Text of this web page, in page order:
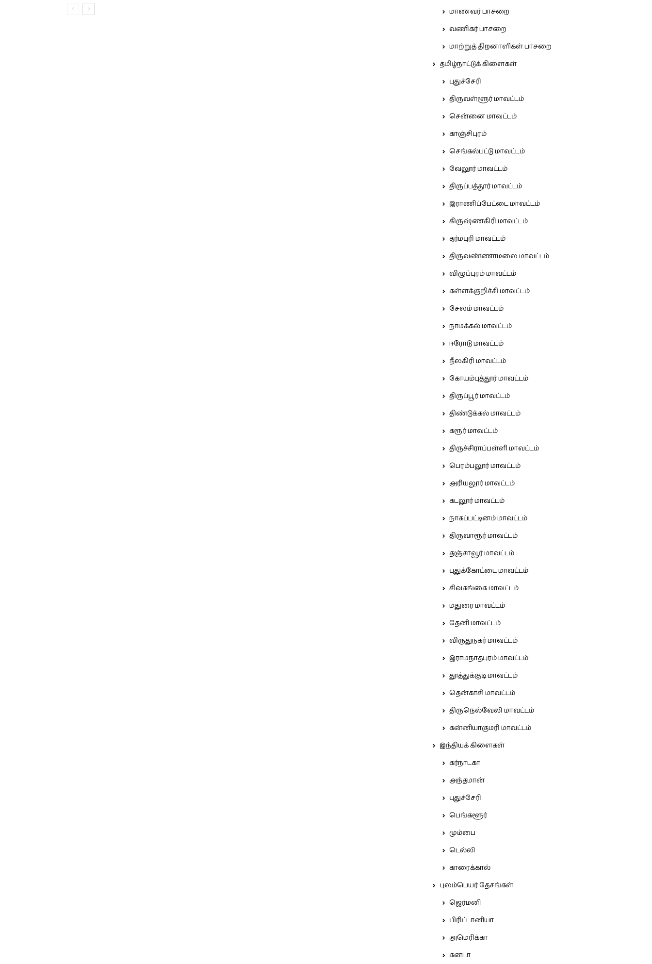
மாணவர் பாசறை
வணிகர் பாசறை
மாற்றுத் திறனாளிகள் பாசறை
தமிழ்நாட்டுக் கிளைகள்
புதுச்சேரி
திருவள்ளூர் மாவட்டம்
சென்னை மாவட்டம்
காஞ்சிபுரம்
செங்கல்பட்டு மாவட்டம்
வேலூர் மாவட்டம்
திருப்பத்தூர் மாவட்டம்
இராணிப்பேட்டை மாவட்டம்
கிருஷ்ணகிரி மாவட்டம்
தர்மபுரி மாவட்டம்
திருவண்ணாமலை மாவட்டம்
விழுப்புரம் மாவட்டம்
கள்ளக்குறிச்சி மாவட்டம்
சேலம் மாவட்டம்
நாமக்கல் மாவட்டம்
ஈரோடு மாவட்டம்
நீலகிரி மாவட்டம்
கோயம்புத்தூர் மாவட்டம்
திருப்பூர் மாவட்டம்
திண்டுக்கல் மாவட்டம்
கரூர் மாவட்டம்
திருச்சிராப்பள்ளி மாவட்டம்
பெரம்பலூர் மாவட்டம்
அரியலூர் மாவட்டம்
கடலூர் மாவட்டம்
நாகப்பட்டினம் மாவட்டம்
திருவாரூர் மாவட்டம்
தஞ்சாவூர் மாவட்டம்
புதுக்கோட்டை மாவட்டம்
சிவகங்கை மாவட்டம்
மதுரை மாவட்டம்
தேனி மாவட்டம்
விருதுநகர் மாவட்டம்
இராமநாதபுரம் மாவட்டம்
தூத்துக்குடி மாவட்டம்
தென்காசி மாவட்டம்
திருநெல்வேலி மாவட்டம்
கன்னியாகுமரி மாவட்டம்
இந்தியக் கிளைகள்
கர்நாடகா
அந்தமான்
புதுச்சேரி
பெங்களூர்
மும்பை
டெல்லி
காரைக்கால்
புலம்பெயர் தேசங்கள்
ஜெர்மனி
பிரிட்டானியா
அமெரிக்கா
கனடா